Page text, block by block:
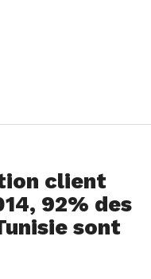
client
92% des
sont